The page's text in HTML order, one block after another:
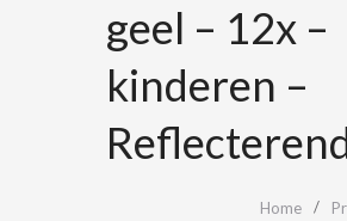
geel – 12x –
kinderen –
Home